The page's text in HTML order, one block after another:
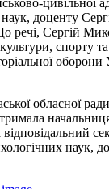
наук, доценту
речі, Сергій
спорту та
оборони
обласної
наук,